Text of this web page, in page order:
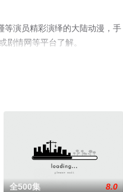
等演员精彩演绎的大陆动漫，手
情网等平台了解。
全500集 8.0